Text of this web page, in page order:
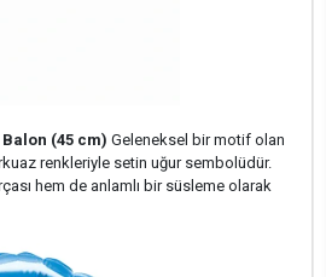
(45 cm) Geleneksel bir motif olan
renkleriyle setin uğur sembolüdür.
hem de anlamlı bir süsleme olarak